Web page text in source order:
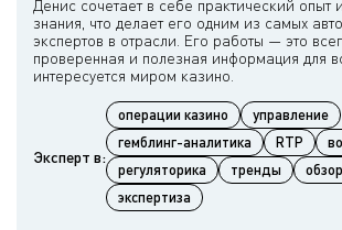
Денис сочетает в себе практический опыт
знания, что делает его одним из самых
экспертов в отрасли. Его работы — это
проверенная и полезная информация для
Эксперт в:
операции казино
управление
гемблинг-аналитика
RTP
регуляторика
тренды
экспертиза